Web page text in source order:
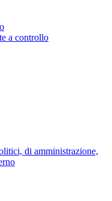
a controllo
di amministrazione,